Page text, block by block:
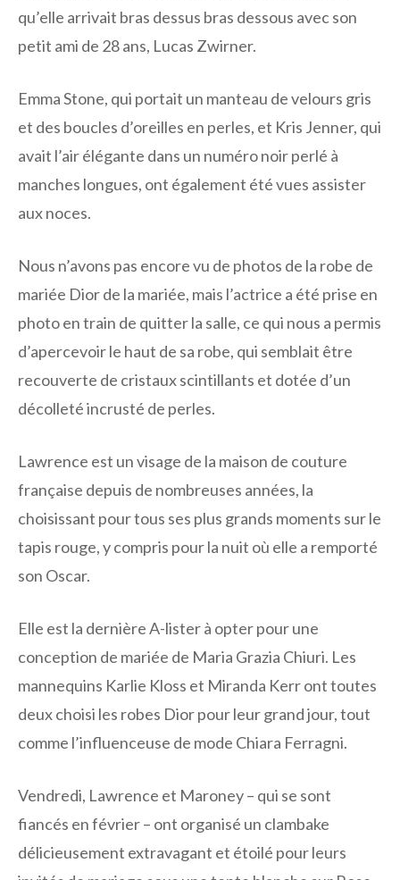
qu’elle arrivait bras dessus bras dessous avec son
petit ami de 28 ans, Lucas Zwirner.
Emma Stone, qui portait un manteau de velours gris
et des boucles d’oreilles en perles, et Kris Jenner, qui
avait l’air élégante dans un numéro noir perlé à
manches longues, ont également été vues assister
aux noces.
Nous n’avons pas encore vu de photos de la robe de
mariée Dior de la mariée, mais l’actrice a été prise en
photo en train de quitter la salle, ce qui nous a permis
d’apercevoir le haut de sa robe, qui semblait être
recouverte de cristaux scintillants et dotée d’un
décolleté incrusté de perles.
Lawrence est un visage de la maison de couture
française depuis de nombreuses années, la
choisissant pour tous ses plus grands moments sur le
tapis rouge, y compris pour la nuit où elle a remporté
son Oscar.
Elle est la dernière A-lister à opter pour une
conception de mariée de Maria Grazia Chiuri. Les
mannequins Karlie Kloss et Miranda Kerr ont toutes
deux choisi les robes Dior pour leur grand jour, tout
comme l’influenceuse de mode Chiara Ferragni.
Vendredi, Lawrence et Maroney – qui se sont
fiancés en février – ont organisé un clambake
délicieusement extravagant et étoilé pour leurs